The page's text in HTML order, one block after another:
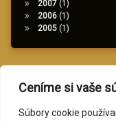
Ceníme si vaše
Súbory cookie
2007(1)
2006(1)
2005(1)